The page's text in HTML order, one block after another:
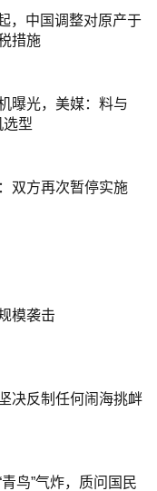
，中国调整对原产于
措施
曝光，美媒：料与
选型
双方再次暂停实施
模袭击
决反制任何闹海挑衅
鸟”气炸，质问国民